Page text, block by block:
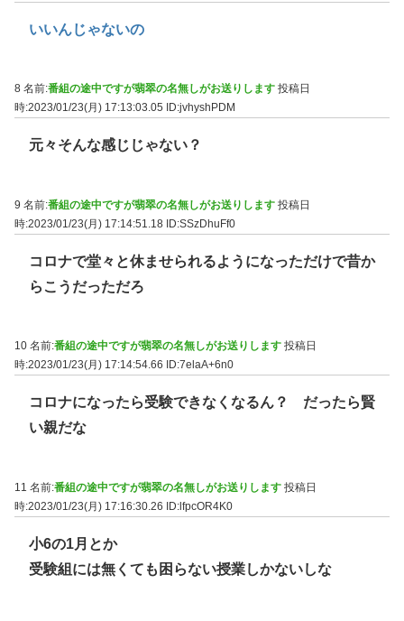
いいんじゃないの
8 名前:番組の途中ですが翡翠の名無しがお送りします 投稿日
時:2023/01/23(月) 17:13:03.05
ID:jvhyshPDM
元々そんな感じじゃない？
9 名前:番組の途中ですが翡翠の名無しがお送りします 投稿日
時:2023/01/23(月) 17:14:51.18 ID:SSzDhuFf0
コロナで堂々と休ませられるようになっただけで昔か
らこうだっただろ
10 名前:番組の途中ですが翡翠の名無しがお送りします 投稿日
時:2023/01/23(月) 17:14:54.66
ID:7elaA+6n0
コロナになったら受験できなくなるん？ だったら賢
い親だな
11 名前:番組の途中ですが翡翠の名無しがお送りします 投稿日
時:2023/01/23(月) 17:16:30.26
ID:lfpcOR4K0
小6の1月とか
受験組には無くても困らない授業しかないしな